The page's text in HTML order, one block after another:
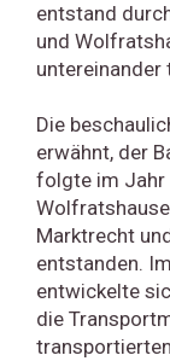
entstand
und
untereinander
Die
erwähnt, der
folgte im Jahr
Marktrecht
entstanden.
entwickelte
die